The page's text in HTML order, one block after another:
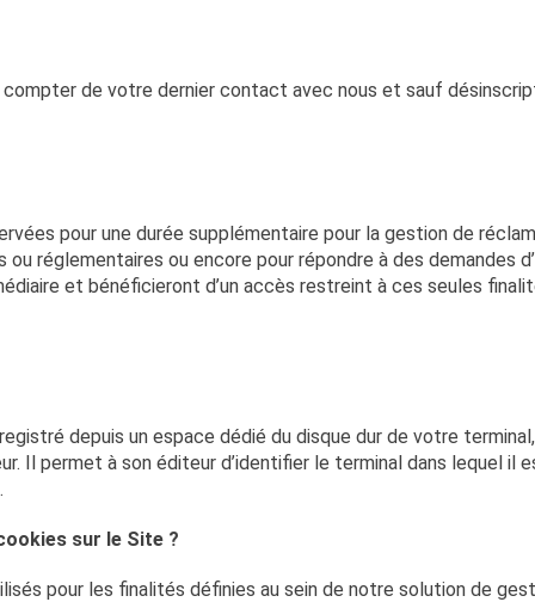
compter de votre dernier contact avec nous et sauf
pour une durée supplémentaire pour la gestion de
réglementaires ou encore pour répondre à des demandes
et bénéficieront d’un accès restreint à ces seules
depuis un espace dédié du disque dur de votre terminal,
Il permet à son éditeur d’identifier le terminal dans lequel il
sur le Site ?
pour les finalités définies au sein de notre solution de